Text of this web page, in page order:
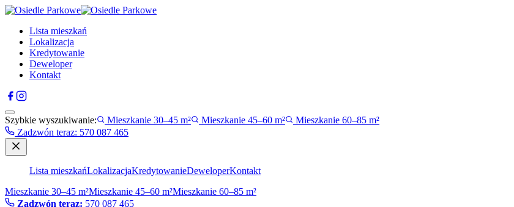
Lista mieszkań
Lokalizacja
Kredytowanie
Deweloper
Kontakt
Szybkie wyszukiwanie: Mieszkanie 30–45 m² Mieszkanie 45–60 m²
Mieszkanie 60–85 m²
Zadzwón teraz: 570 087 465
Lista mieszkańLokalizacjaKredytowanieDeweloperKontakt
Mieszkanie 30–45 m²Mieszkanie 45–60 m²Mieszkanie 60–85 m²
Zadzwón teraz: 570 087 465